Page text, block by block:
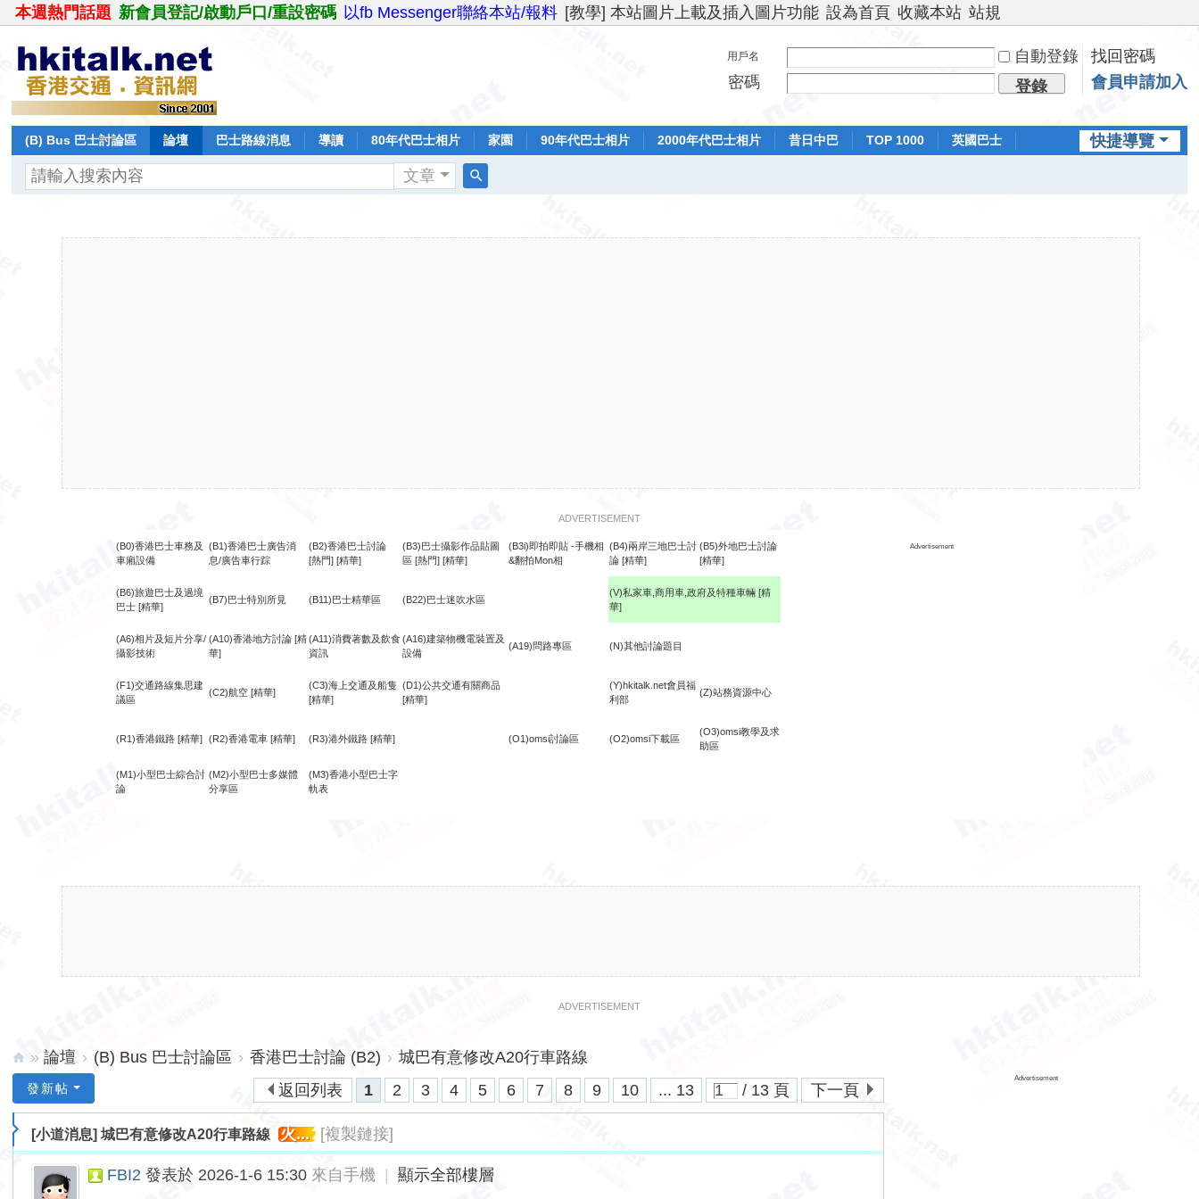
本週熱門話題 新會員登記/啟動戶口/重設密碼 以fb Messenger聯絡本站/報料 [教學] 本站圖片上載及插入圖片功能 設為首頁 收藏本站 站規
用戶名 自動登錄
找回密碼
密碼
登錄 會員申請加入
快捷導覽
(B) Bus 巴士討論區 論壇 巴士路線消息 導讀 80年代巴士相片 家園 90年代巴士相片 2000年代巴士相片 昔日中巴 TOP 1000
英國巴士
文章
ADVERTISEMENT
(B0)香港巴士車務及
車廂設備
(B1)香港巴士廣告消
息/廣告車行踪
(B2)香港巴士討論
[熱門] [精華]
(B3)巴士攝影作品貼圖
區 [熱門] [精華]
(B3i)即拍即貼 -手機相
&翻拍Mon相
(B4)兩岸三地巴士討
論 [精華]
(B5)外地巴士討論
[精華]
Advertisement
(B6)旅遊巴士及過境
巴士 [精華]
(B7)巴士特別所見 (B11)巴士精華區 (B22)巴士迷吹水區
(V)私家車,商用車,政府及特種車輛 [精
華]
(A6)相片及短片分享/
攝影技術
(A10)香港地方討論 [精
華]
(A11)消費著數及飲食
資訊
(A16)建築物機電裝置及
設備
(A19)問路專區 (N)其他討論題目
(F1)交通路線集思建
議區
(C2)航空 [精華]
(C3)海上交通及船隻
[精華]
(D1)公共交通有關商品
[精華]
(Y)hkitalk.net會員福
利部
(Z)站務資源中心
(R1)香港鐵路 [精華] (R2)香港電車 [精華] (R3)港外鐵路 [精華] (O1)omsi討論區 (O2)omsi下載區
(O3)omsi教學及求
助區
(M1)小型巴士綜合討
論
(M2)小型巴士多媒體
分享區
(M3)香港小型巴士字
軌表
ADVERTISEMENT
lk.
» 論壇 › (B) Bus 巴士討論區 › 香港巴士討論 (B2) › 城巴有意修改A20行車路線
1
2 3 4 5 6 7 8 9 10 ... 13 / 13 頁 下一頁
返回列表
發新帖
[小道消息]城巴有意修改A20行車路線 火... [複製鏈接]
FBI2 發表於 2026-1-6 15:30 來自手機 顯示全部樓層
Advertisement